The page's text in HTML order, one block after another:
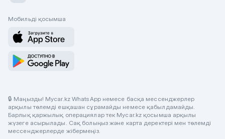
Мобильді қосымша
🔒 Маңызды! Mycar.kz WhatsApp немесе басқа мессенджерлер
арқылы төлемді ешқашан сұрамайды немесе қабылдамайды.
Барлық қаржылық операциялар тек Mycar.kz қосымша арқылы
жүзеге асырылады. Сақ болыңыз және карта деректері мен төлемді
мессенджерлерде жібермеңіз.